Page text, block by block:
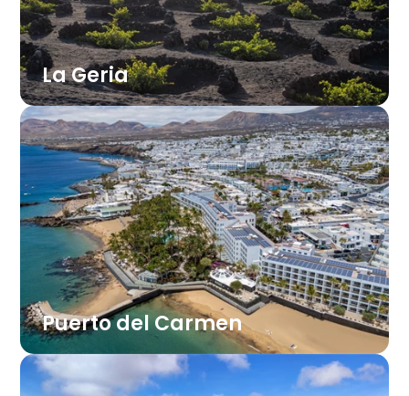
La Geria
Najbolj znano vinorodno območje Lanzarota,
kjer trte rastejo v vdolbinah v črnem
vulkanskem pesku, obdane z nizkimi
kamnitimi zidovi, ki trto ščitijo pred vetrom.
Na teh poljih uspeva sorta Malvasía, ki daje
lahka in aromatična bela vina. V eni od
lokalnih vinarn sredi vulkanske pokrajine s
trtami lahko poskusite njihovo večkrat
nagrajeno sladko vino.
Puerto del Carmen
Najbolj živahno letovišče z dolgo peščeno